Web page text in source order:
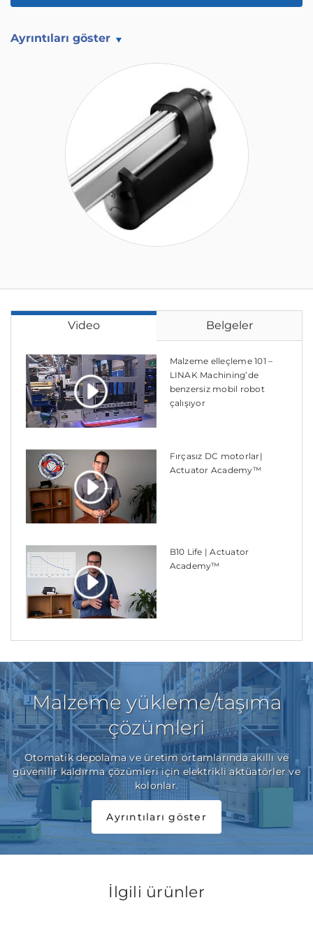
Ayrıntıları göster
Video Belgeler
Malzeme elleçleme 101 –
LINAK Machining’de
benzersiz mobil robot
çalışıyor
Fırçasız DC motorlar|
Actuator Academy™
B10 Life | Actuator
Academy™
Malzeme yükleme/taşıma
çözümleri
Otomatik depolama ve üretim ortamlarında akıllı ve
güvenilir kaldırma çözümleri için elektrikli aktüatörler ve
kolonlar.
Ayrıntıları göster
İlgili ürünler